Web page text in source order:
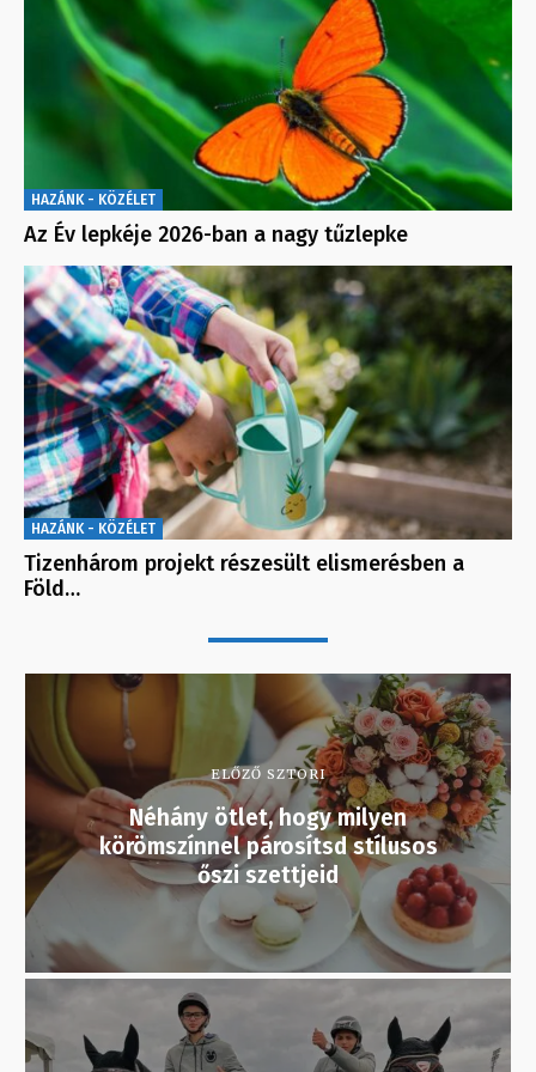
HAZÁNK - KÖZÉLET
Az Év lepkéje 2026-ban a nagy tűzlepke
HAZÁNK - KÖZÉLET
Tizenhárom projekt részesült elismerésben a
Föld…
ELŐZŐ SZTORI
Néhány ötlet, hogy milyen
körömszínnel párosítsd stílusos
őszi szettjeid